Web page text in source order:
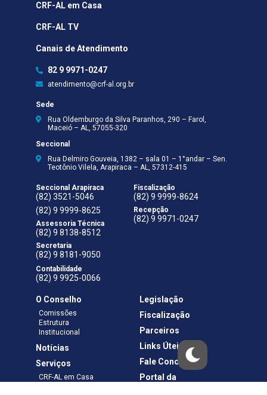
CRF-AL em Casa
CRF-AL TV
Canais de Atendimento
82 9 9971-0247
atendimento@crf-al.org.br
Sede
Rua Oldemburgo da Silva Paranhos, 290 – Farol,
Maceió – AL, 57055-320
Seccional
Rua Delmiro Gouveia, 1382 – sala 01 – 1°andar – Sen.
Teotônio Vilela, Arapiraca – AL, 57312-415
Seccional Arapiraca
(82) 3521-5046
(82) 9 9999-8625
Assessoria Técnica
(82) 9 8138-8512
Secretaria
(82) 9 8181-9050
Contabilidade
(82) 9 9925-0066
Fiscalização
(82) 9 9999-8624
Recepção
(82) 9 9971-0247
O Conselho
Comissões
Estrutura
Institucional
Notícias
Serviços
CRF-AL em Casa
Legislação
Fiscalização
Parceiros
Links Úteis
Fale Conosco
Portal da